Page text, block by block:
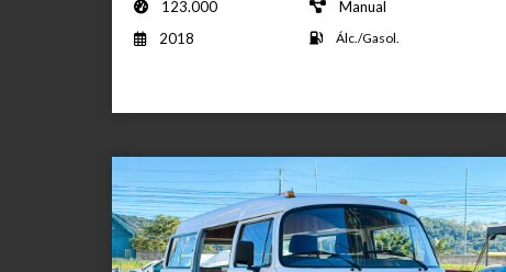
123.000
Manual
2018
Álc./Gasol.